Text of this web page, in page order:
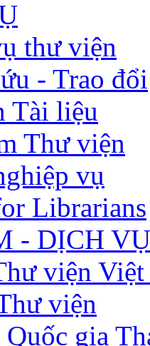
thư viện
- Trao đổi
Tài liệu
Thư viện
vụ
Librarians
- DỊCH VỤ
viện Việt
viện
gia